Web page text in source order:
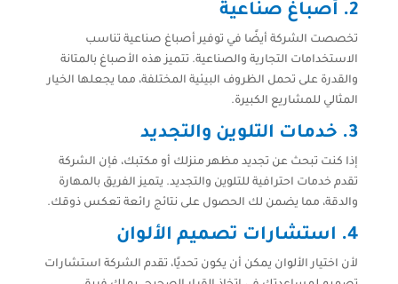
2. أصباغ صناعية
تخصصت الشركة أيضًا في توفير أصباغ صناعية تناسب
الاستخدامات التجارية والصناعية. تتميز هذه الأصباغ بالمتانة
والقدرة على تحمل الظروف البيئية المختلفة، مما يجعلها الخيار
المثالي للمشاريع الكبيرة.
3. خدمات التلوين والتجديد
إذا كنت تبحث عن تجديد مظهر منزلك أو مكتبك، فإن الشركة
تقدم خدمات احترافية للتلوين والتجديد. يتميز الفريق بالمهارة
والدقة، مما يضمن لك الحصول على نتائج رائعة تعكس ذوقك.
4. استشارات تصميم الألوان
لأن اختيار الألوان يمكن أن يكون تحديًا، تقدم الشركة استشارات